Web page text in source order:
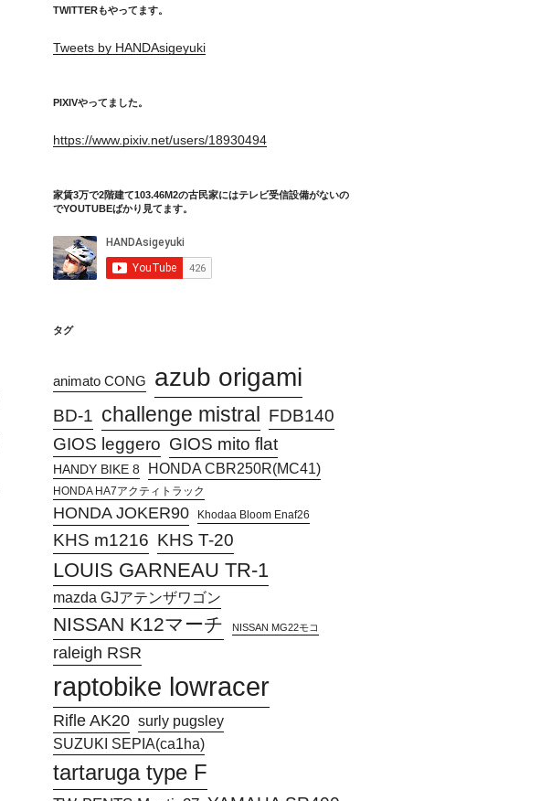
TWITTERもやってます。
Tweets by HANDAsigeyuki
PIXIVやってました。
https://www.pixiv.net/users/18930494
家賃3万で2階建て103.46M2の古民家にはテレビ受信設備がないの
でYOUTUBEばかり見てます。
タグ
animato CONG azub origami
BD-1 challenge mistral
FDB140
GIOS leggero GIOS mito flat
HANDY BIKE 8 HONDA CBR250R(MC41)
HONDA HA7アクティトラック
HONDA JOKER90 Khodaa Bloom Enaf26
KHS m1216 KHS T-20
LOUIS GARNEAU TR-1
mazda GJアテンザワゴン
NISSAN K12マーチ NISSAN MG22モコ
raleigh RSR
raptobike lowracer
Rifle AK20 surly pugsley
SUZUKI SEPIA(ca1ha)
tartaruga type F